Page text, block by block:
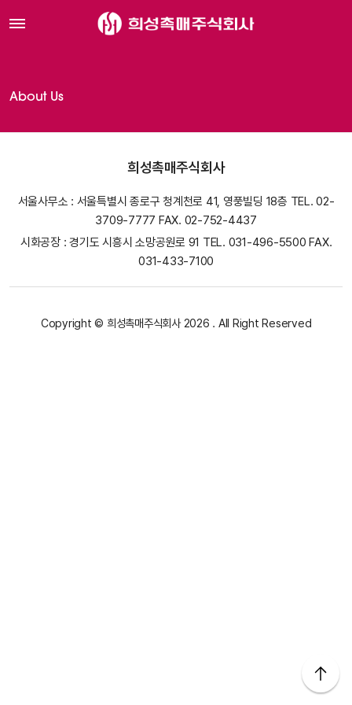
About Us
희성촉매주식회사
서울사무소 : 서울특별시 종로구 청계천로 41, 영풍빌딩 18층 TEL. 02-
3709-7777 FAX. 02-752-4437
시화공장 : 경기도 시흥시 소망공원로 91 TEL. 031-496-5500 FAX.
031-433-7100
Copyright © 희성촉매주식회사 2026 . All Right Reserved